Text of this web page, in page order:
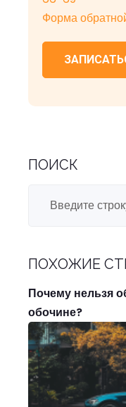
Форма
ПОИСК
ПОХОЖИЕ
Почему нельзя
обочине?